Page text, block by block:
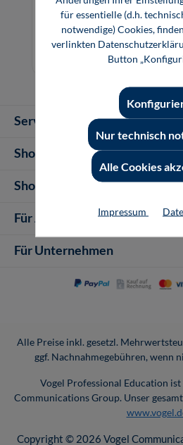
59,00 €*
Service-Hotline
Shop Informationen
Shop-Service
Für Autor-/innen
Für Unternehmen
Alle Preise inkl. gesetzl.
ggf. Nachnahmegebühren, wenn
Vogel Professional Education
Communications Group. Unser
Copyright © 2026 Vogel
für essentielle (d.h.
notwendige) Cookies,
verlinkten
Button
Nur technisch
Alle Cookies
Impressum